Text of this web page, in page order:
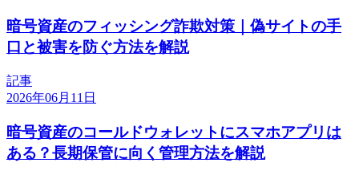
暗号資産のフィッシング詐欺対策｜偽サイトの手
口と被害を防ぐ方法を解説
記事
2026年06月11日
暗号資産のコールドウォレットにスマホアプリは
ある？長期保管に向く管理方法を解説